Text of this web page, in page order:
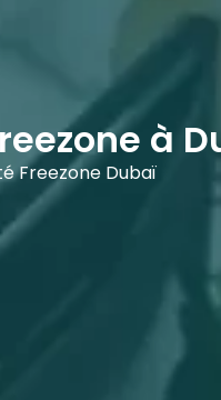
à
Freezone Dubaï